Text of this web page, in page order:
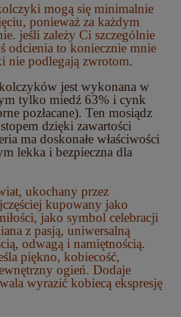
mogą się minimalnie
ponieważ za każdym
jeśli zależy Ci szczególnie
odcienia to koniecznie mnie
podlegają zwrotom.
jest wykonana w
tylko miedź 63% i cynk
pozłacane). Ten mosiądz
dzięki zawartości
ma doskonałe właściwości
lekka i bezpieczna dla
ukochany przez
kupowany jako
jako symbol celebracji
z pasją, uniwersalną
odwagą i namiętnością.
piękno, kobiecość,
ogień. Dodaje
wyrazić kobiecą ekspresję